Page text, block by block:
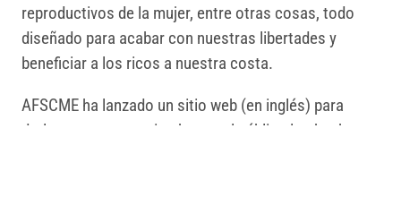
reproductivos de la mujer, entre otras cosas, todo
diseñado para acabar con nuestras libertades y
beneficiar a los ricos a nuestra costa.
AFSCME ha lanzado un sitio web (en inglés) para
darles a nuestros miembros y al público los hechos